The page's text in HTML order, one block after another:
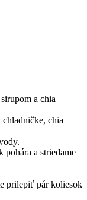
a chia
chia
pohára a striedame
prilepiť pár koliesok